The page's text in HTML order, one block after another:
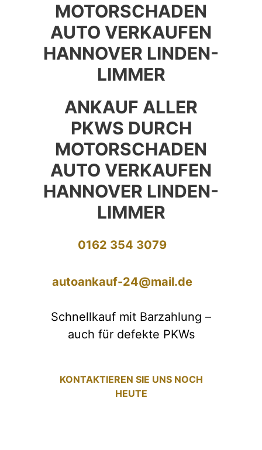
MOTORSCHADEN
AUTO VERKAUFEN
HANNOVER LINDEN-
LIMMER
ANKAUF ALLER
PKWS DURCH
MOTORSCHADEN
AUTO VERKAUFEN
HANNOVER LINDEN-
LIMMER
0162 354 3079
autoankauf-24@mail.de
Schnellkauf mit Barzahlung –
auch für defekte PKWs
KONTAKTIEREN SIE UNS NOCH
HEUTE